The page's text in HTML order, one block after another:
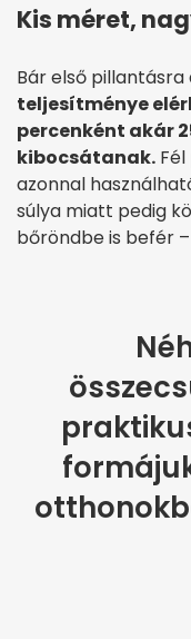
Kis méret,
Bár első pillantásra
teljesítménye
percenként akár
kibocsátanak.
azonnal
súlya miatt pedig
bőröndbe is befér